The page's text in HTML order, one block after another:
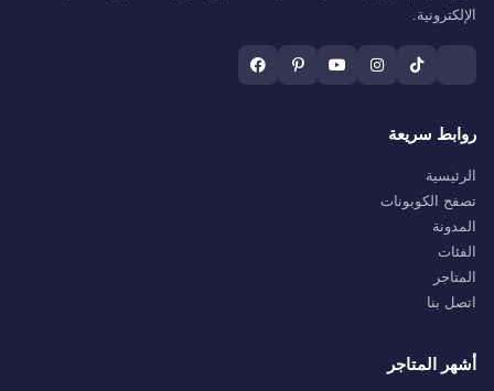
الإلكترونية.
روابط سريعة
الرئيسية
تصفح الكوبونات
المدونة
الفئات
المتاجر
اتصل بنا
أشهر المتاجر